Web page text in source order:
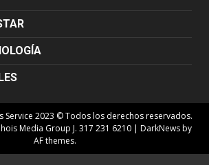
Service 2023 © Todos los derechos reservados.
Media Group J. 317 231 6210 | DarkNewsby
AF themes.